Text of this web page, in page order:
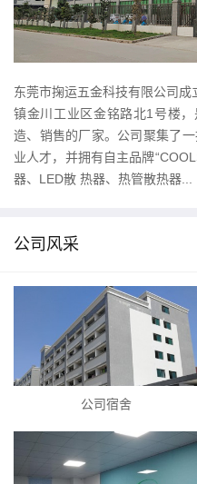
东莞市掬运五金科技有限公司
镇金川工业区金铭路北1号楼
造、销售的厂家。公司聚集了
业人才，并拥有自主品牌
器、LED散 热器、热管散热器...
公司风采
公司宿舍